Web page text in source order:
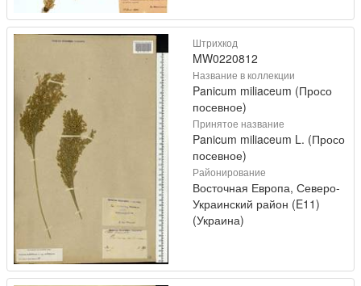
Штрихкод
MW0220812
Название в коллекции
Panicum miliaceum (Просо
посевное)
Принятое название
Panicum miliaceum L. (Просо
посевное)
Районирование
Восточная Европа, Северо-
Украинский район (E11)
(Украина)